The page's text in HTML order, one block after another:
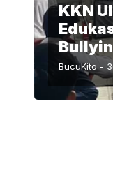
KKN
BucuKito -